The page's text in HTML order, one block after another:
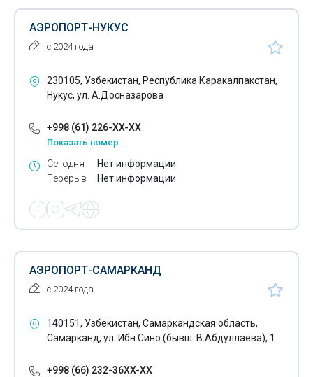
АЭРОПОРТ-НУКУС
с 2024 года
230105, Узбекистан, Республика Каракалпакстан,
Нукус, ул. А.Досназарова
+998 (61) 226-XX-XX
Показать номер
Сегодня
Перерыв
Нет информации
Нет информации
АЭРОПОРТ-САМАРКАНД
с 2024 года
140151, Узбекистан, Самаркандская область,
Самарканд, ул. Ибн Сино (бывш. В.Абдуллаева), 1
+998 (66) 232-36XX-XX